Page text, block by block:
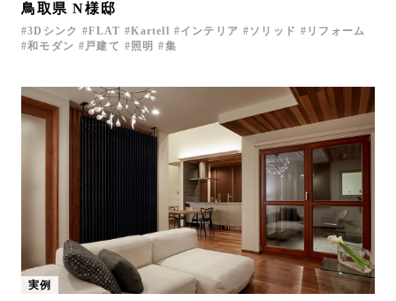
鳥取県 N様邸
3Dシンク FLAT Kartell インテリア ソリッド
リフォーム
和モダン
戸建て 照明 集
実例